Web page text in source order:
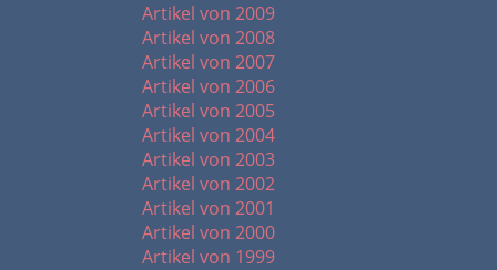
Artikel von 2009
Artikel von 2008
Artikel von 2007
Artikel von 2006
Artikel von 2005
Artikel von 2004
Artikel von 2003
Artikel von 2002
Artikel von 2001
Artikel von 2000
Artikel von 1999